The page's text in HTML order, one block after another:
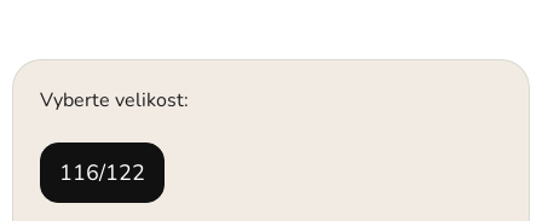
Vyberte velikost:
116/122